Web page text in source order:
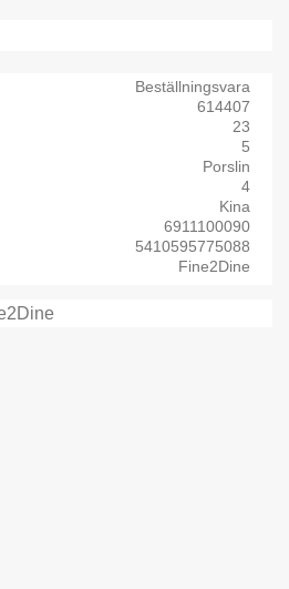
Beställningsvara
614407
23
5
Porslin
4
Kina
6911100090
5410595775088
Fine2Dine